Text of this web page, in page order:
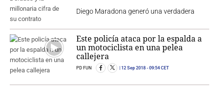
Diego Maradona generó una verdadera
Este policía ataca por la espalda a
un motociclista en una pelea
callejera
PD FUN 12 Sep 2018 - 09:54 CET